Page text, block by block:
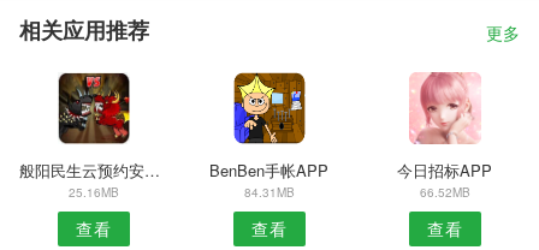
相关应用推荐 更多
般阳民生云预约安卓版
25.16MB
查看
BenBen手帐APP
84.31MB
查看
今日招标APP
66.52MB
查看